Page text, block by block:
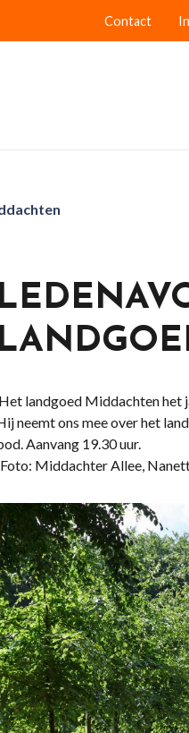
Contact
landgoed Middachten het
neemt ons mee over het
Aanvang 19.30 uur.
Middachter Allee,